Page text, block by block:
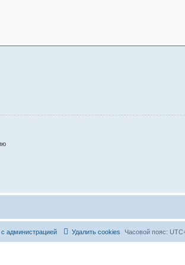
Часовой пояс:
Удалить cookies
администрацией